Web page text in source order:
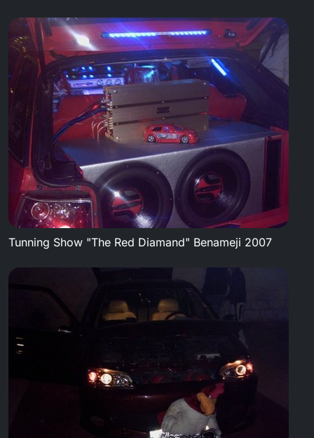
Tunning Show "The Red Diamand" Benameji 2007